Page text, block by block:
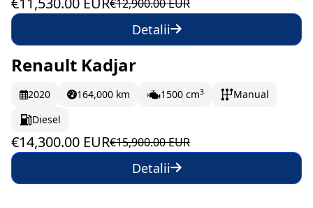
€12,900.00 EUR
Detalii
În stoc 238.33 EUR/lună
Renault Kadjar
2020 164,000 km 1500 cm3
Manual
Diesel
€14,300.00 EUR€15,900.00 EUR
Detalii